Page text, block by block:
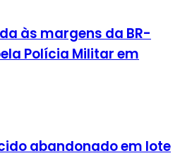
às margens da BR-
Polícia Militar em
abandonado em lote